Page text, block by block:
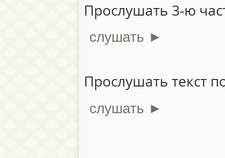
Прослушать 3-ю
слушать ►
Прослушать текст
слушать ►